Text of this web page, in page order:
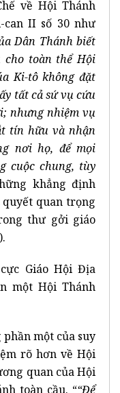
về Hội Thánh
can II số 30 như
Dân Thánh biết
toàn thể Hội
Ki-tô không đặt
tất cả sứ vụ cứu
nhưng nhiệm vụ
tín hữu và nhận
nơi họ, để mọi
cuộc chung, tùy
khẳng định
quan trọng
thư gởi giáo
Giáo Hội Địa
một Hội Thánh
một của suy
rõ hơn về Hội
quan của Hội
toàn cầu. ““Để